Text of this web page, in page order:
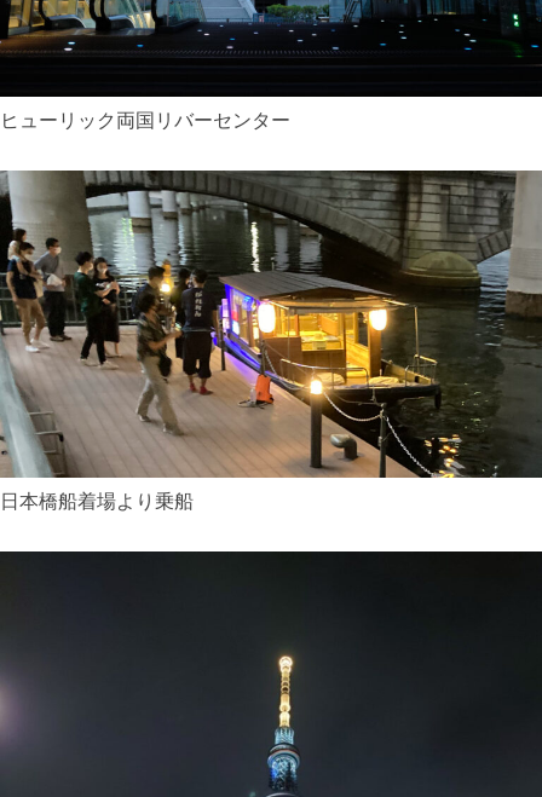
ヒューリック両国リバーセンター
日本橋船着場より乗船